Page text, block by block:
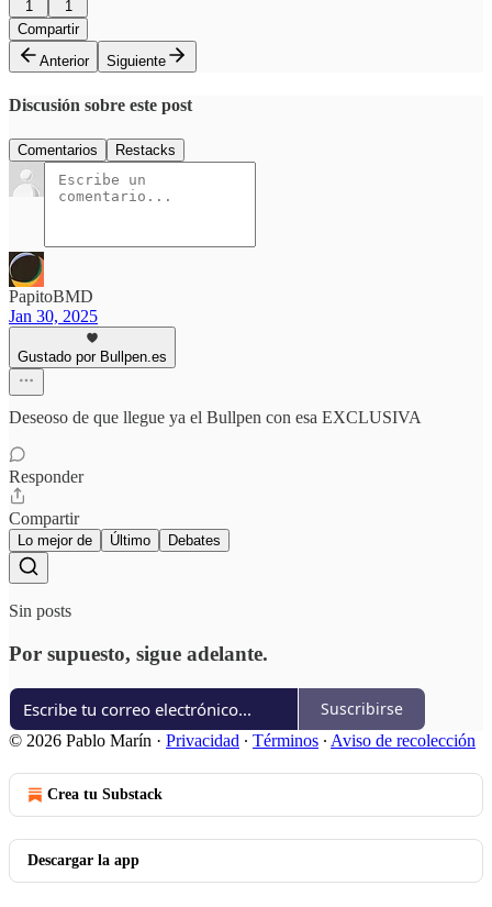
1
1
Compartir
Anterior
Siguiente
Discusión sobre este post
Comentarios Restacks
PapitoBMD
Jan 30, 2025
Gustado por Bullpen.es
Deseoso de que llegue ya el Bullpen con esa EXCLUSIVA
Responder
Compartir
Lo mejor de Último Debates
Sin posts
Por supuesto, sigue adelante.
Suscribirse
© 2026 Pablo Marín · Privacidad ∙ Términos ∙ Aviso de recolección
Crea tu Substack
Descargar la app